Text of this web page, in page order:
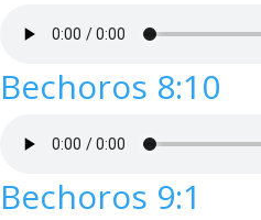
Bechoros 8:10
Bechoros 9:1